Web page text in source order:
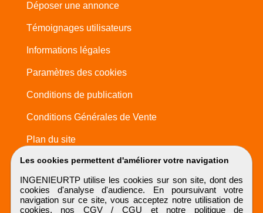
Les cookies permettent d'améliorer votre navigation
INGENIEURTP utilise les cookies sur son site, dont des
cookies d'analyse d'audience. En poursuivant votre
navigation sur ce site, vous acceptez notre utilisation de
cookies, nos CGV / CGU et notre politique de
Déposer une annonce
Témoignages utilisateurs
Informations légales
Paramètres des cookies
Conditions de publication
Conditions Générales de Vente
Plan du site